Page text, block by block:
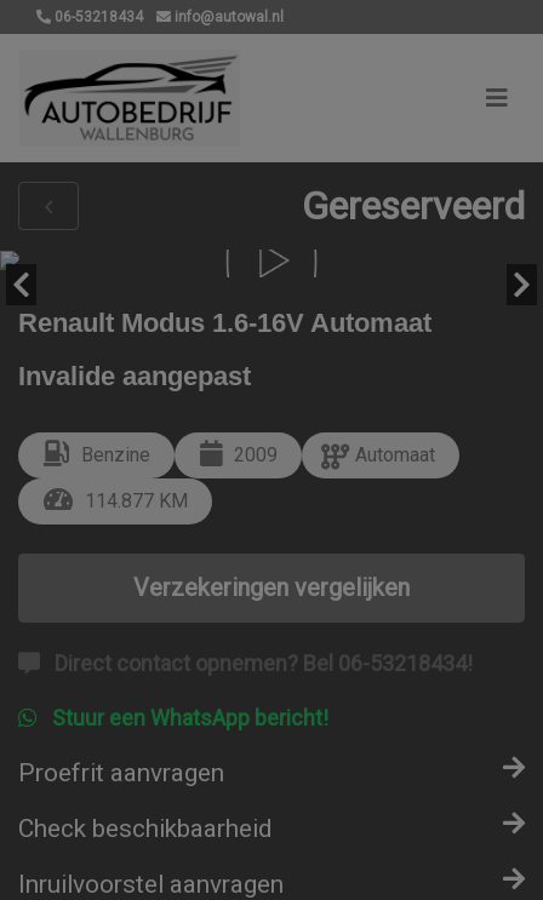
06-53218434 info@autowal.nl
Gereserveerd
Renault Modus 1.6-16V Automaat
Invalide aangepast
Benzine 2009
Automaat
114.877 KM
Verzekeringen vergelijken
Direct contact opnemen? Bel 06-53218434!
Stuur een WhatsApp bericht!
Proefrit aanvragen
Check beschikbaarheid
Inruilvoorstel aanvragen